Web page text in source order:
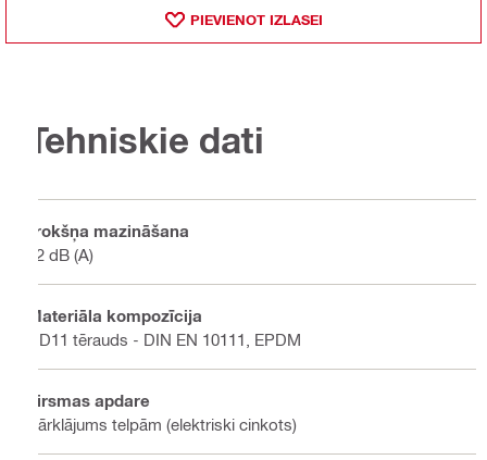
PIEVIENOT IZLASEI
Tehniskie dati
Trokšņa mazināšana
12 dB (A)
Materiāla kompozīcija
DD11 tērauds - DIN EN 10111, EPDM
Virsmas apdare
Pārklājums telpām (elektriski cinkots)